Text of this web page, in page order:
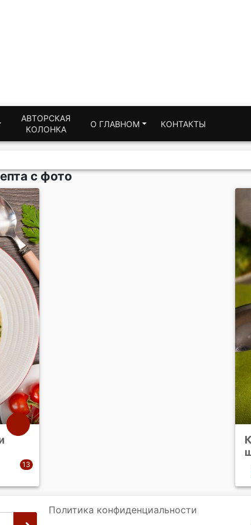
АВТОРСКАЯ
КОЛОНКА
О ГЛАВНОМ КОНТАКТЫ
с фото
Политика конфиденциальности